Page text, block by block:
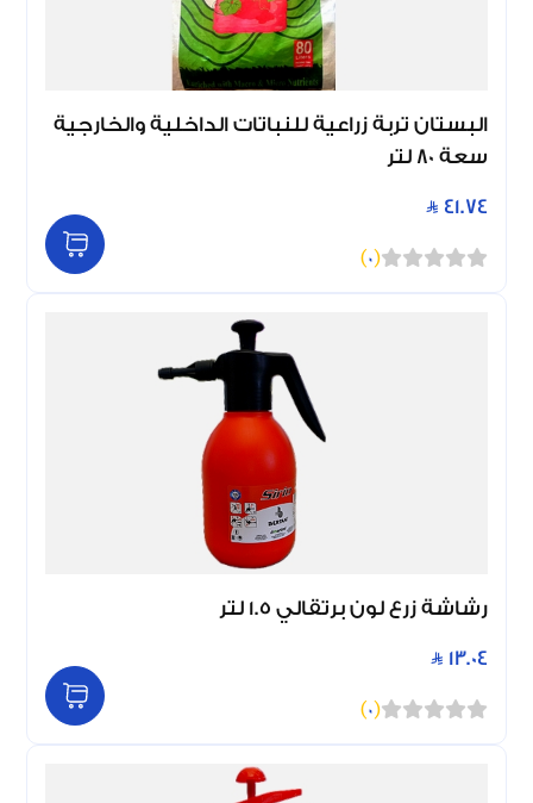
البستان تربة زراعية للنباتات الداخلية والخارجية
سعة 80 لتر
41.74
(
0
)
رشاشة زرع لون برتقالي 1.5 لتر
13.04
(
0
)